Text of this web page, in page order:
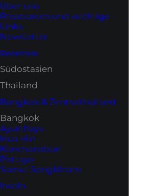
Über uns
Ressourcen und wichtige
Links
Newsletter
Reiseziele
Südostasien
Thailand
Bangkok & Zentralthailand
Bangkok
Ayutthaya
Hua Hin
Kanchanaburi
Pattaya
Samut Songkhram
Inseln